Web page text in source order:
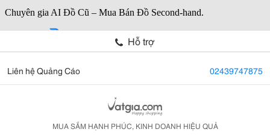
Hỗ trợ
Liên hệ Quảng Cáo 02439747875
MUA SẮM HẠNH PHÚC, KINH DOANH HIỆU QUẢ